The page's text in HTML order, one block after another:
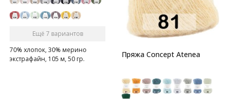
Ещё 7 вариантов
70% хлопок, 30% мерино
экстрафайн, 105 м, 50 гр.
Пряжа Concept Atenea